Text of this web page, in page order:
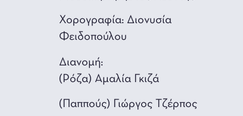
Χορογραφία: Διονυσία
Φειδοπούλου
Διανομή:
(Pόζα) Αμαλία Γκιζά
(Παππούς) Γιώργος Τζέρπος